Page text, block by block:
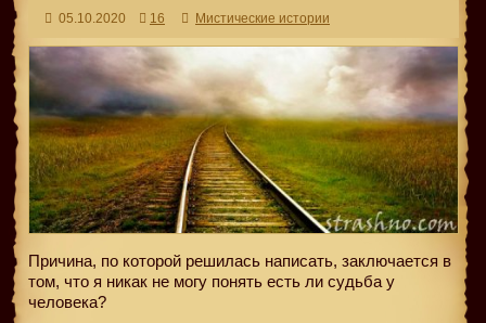
05.10.2020 16 Мистические истории
Причина, по которой решилась написать, заключается в
том, что я никак не могу понять есть ли судьба у
человека?